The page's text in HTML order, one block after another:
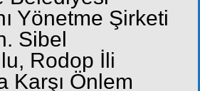
Yönetme Şirketi
Sibel
Rodop İli
Karşı Önlem